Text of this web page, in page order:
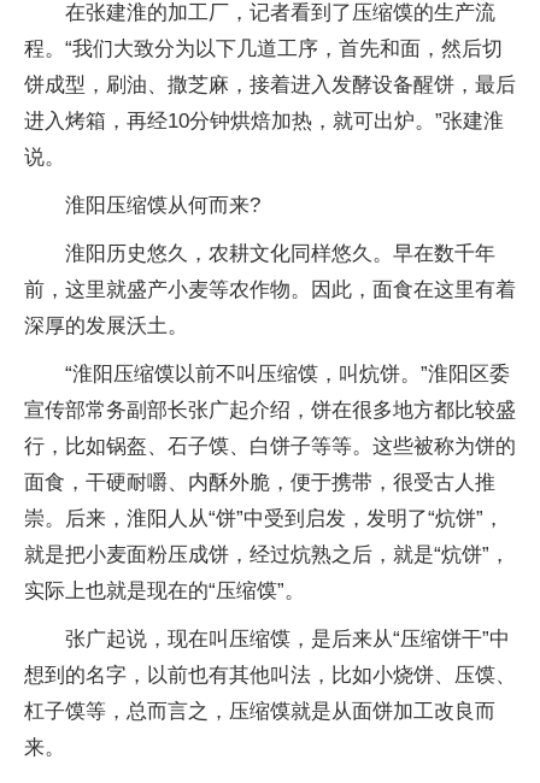
在张建淮的加工厂，记者看到了压缩馍的生产流
程。“我们大致分为以下几道工序，首先和面，然后切
饼成型，刷油、撒芝麻，接着进入发酵设备醒饼，最后
进入烤箱，再经10分钟烘焙加热，就可出炉。”张建淮
说。
淮阳压缩馍从何而来?
淮阳历史悠久，农耕文化同样悠久。早在数千年
前，这里就盛产小麦等农作物。因此，面食在这里有着
深厚的发展沃土。
“淮阳压缩馍以前不叫压缩馍，叫炕饼。”淮阳区委
宣传部常务副部长张广起介绍，饼在很多地方都比较盛
行，比如锅盔、石子馍、白饼子等等。这些被称为饼的
面食，干硬耐嚼、内酥外脆，便于携带，很受古人推
崇。后来，淮阳人从“饼”中受到启发，发明了“炕饼”，
就是把小麦面粉压成饼，经过炕熟之后，就是“炕饼”，
实际上也就是现在的“压缩馍”。
张广起说，现在叫压缩馍，是后来从“压缩饼干”中
想到的名字，以前也有其他叫法，比如小烧饼、压馍、
杠子馍等，总而言之，压缩馍就是从面饼加工改良而
来。